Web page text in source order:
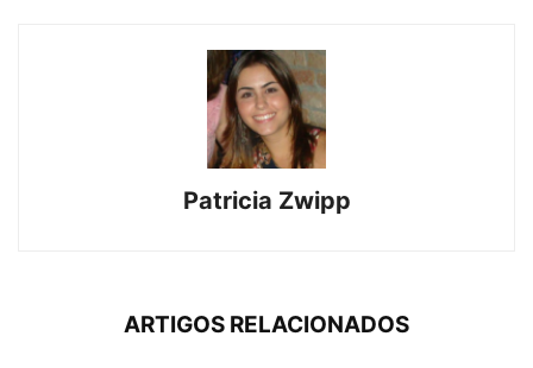
Patricia Zwipp
ARTIGOS RELACIONADOS